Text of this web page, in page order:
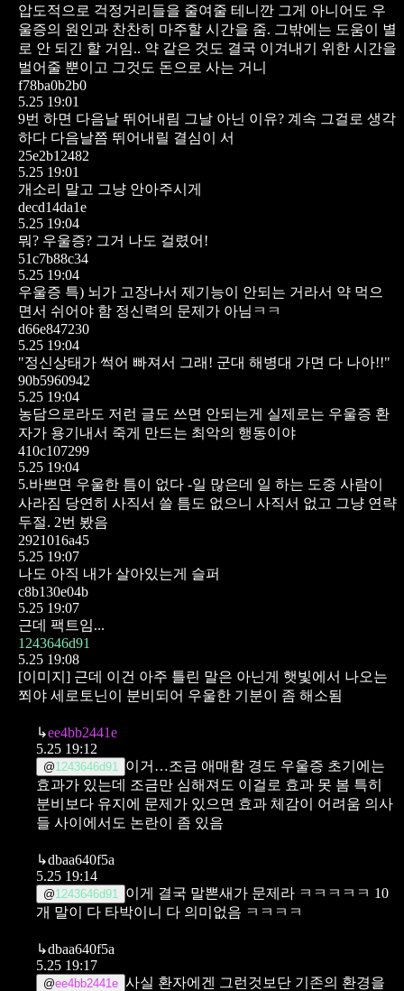
압도적으로 걱정거리들을 줄여줄 테니깐 그게 아니어도 우
울증의 원인과 찬찬히 마주할 시간을 줌. 그밖에는 도움이 별
로 안 되긴 할 거임.. 약 같은 것도 결국 이겨내기 위한 시간을
벌어줄 뿐이고 그것도 돈으로 사는 거니
f78ba0b2b0
5.25 19:01
9번 하면 다음날 뛰어내림 그날 아닌 이유? 계속 그걸로 생각
하다 다음날쯤 뛰어내릴 결심이 서
25e2b12482
5.25 19:01
개소리 말고 그냥 안아주시게
decd14da1e
5.25 19:04
뭐? 우울증? 그거 나도 걸렸어!
51c7b88c34
5.25 19:04
우울증 특) 뇌가 고장나서 제기능이 안되는 거라서 약 먹으
면서 쉬어야 함 정신력의 문제가 아님ㅋㅋ
d66e847230
5.25 19:04
"정신상태가 썩어 빠져서 그래! 군대 해병대 가면 다 나아!!"
90b5960942
5.25 19:04
농담으로라도 저런 글도 쓰면 안되는게 실제로는 우울증 환
자가 용기내서 죽게 만드는 최악의 행동이야
410c107299
5.25 19:04
5.바쁘면 우울한 틈이 없다 -일 많은데 일 하는 도중 사람이
사라짐 당연히 사직서 쓸 틈도 없으니 사직서 없고 그냥 연략
두절. 2번 봤음
2921016a45
5.25 19:07
나도 아직 내가 살아있는게 슬퍼
c8b130e04b
5.25 19:07
근데 팩트임...
1243646d91
5.25 19:08
[이미지] 근데 이건 아주 틀린 말은 아닌게 햇빛에서 나오는
쬐야 세로토닌이 분비되어 우울한 기분이 좀 해소됨
↳ee4bb2441e
5.25 19:12
@1243646d91
이거…조금 애매함 경도 우울증 초기에는
효과가 있는데 조금만 심해져도 이걸로 효과 못 봄 특히
분비보다 유지에 문제가 있으면 효과 체감이 어려움 의사
들 사이에서도 논란이 좀 있음
↳dbaa640f5a
5.25 19:14
@1243646d91 이게 결국 말뽄새가 문제라 ㅋㅋㅋㅋㅋ 10
개 말이 다 타박이니 다 의미없음 ㅋㅋㅋㅋ
↳dbaa640f5a
5.25 19:17
@ee4bb2441e 사실 환자에겐 그런것보단 기존의 환경을